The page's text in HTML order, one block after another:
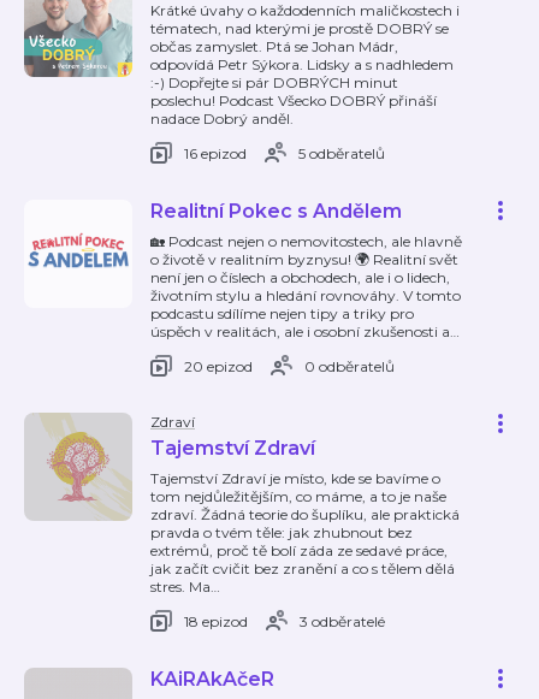
Krátké úvahy o každodenních maličkostech i
tématech, nad kterými je prostě DOBRÝ se
občas zamyslet. Ptá se Johan Mádr,
odpovídá Petr Sýkora. Lidsky a s nadhledem
:-) Dopřejte si pár DOBRÝCH minut
poslechu! Podcast Všecko DOBRÝ přináší
nadace Dobrý anděl.
16 epizod
5 odběratelů
Realitní Pokec s Andělem
🏡 Podcast nejen o nemovitostech, ale hlavně
o životě v realitním byznysu! 🌍 Realitní svět
není jen o číslech a obchodech, ale i o lidech,
životním stylu a hledání rovnováhy. V tomto
podcastu sdílíme nejen tipy a triky pro
úspěch v realitách, ale i osobní zkušenosti a…
20 epizod
0 odběratelů
Zdraví
Tajemství Zdraví
Tajemství Zdraví je místo, kde se bavíme o
tom nejdůležitějším, co máme, a to je naše
zdraví. Žádná teorie do šuplíku, ale praktická
pravda o tvém těle: jak zhubnout bez
extrémů, proč tě bolí záda ze sedavé práce,
jak začít cvičit bez zranění a co s tělem dělá
stres. Ma…
18 epizod
3 odběratelé
KAiRAkAčeR